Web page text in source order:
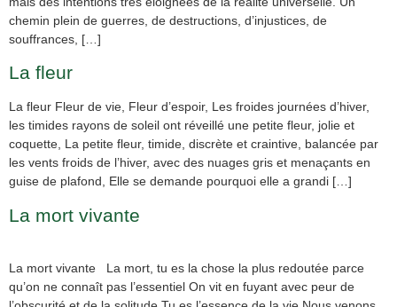
chemin plein de guerres, de destructions, d’injustices, de
souffrances, […]
La fleur
La fleur Fleur de vie, Fleur d’espoir, Les froides journées d’hiver,
les timides rayons de soleil ont réveillé une petite fleur, jolie et
coquette, La petite fleur, timide, discrète et craintive, balancée par
les vents froids de l’hiver, avec des nuages gris et menaçants en
guise de plafond, Elle se demande pourquoi elle a grandi […]
La mort vivante
La mort vivante La mort, tu es la chose la plus redoutée parce
qu’on ne connaît pas l’essentiel On vit en fuyant avec peur de